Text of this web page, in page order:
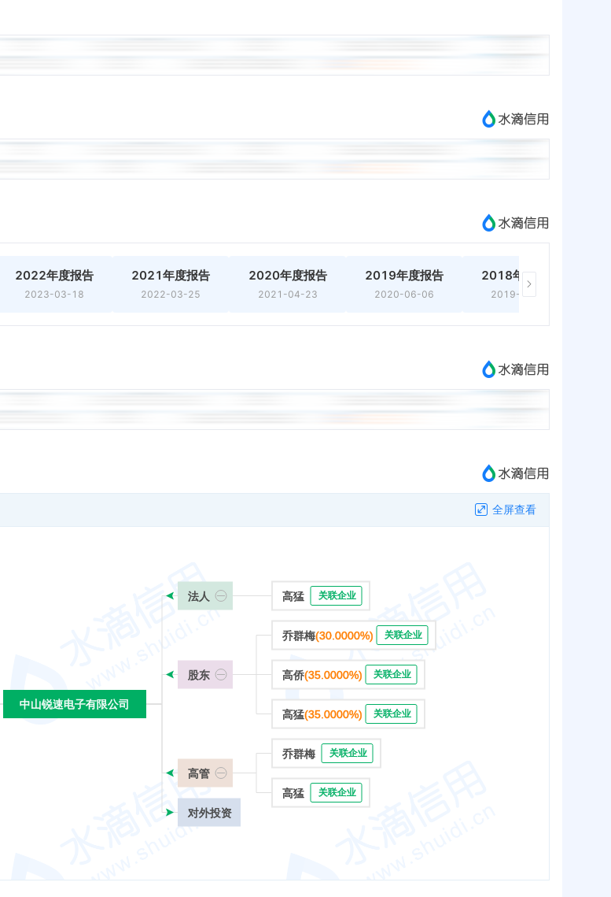
2022年度报告
2023-03-18
2021年度报告
2022-03-25
2020年度报告
2021-04-23
2019年度报告
2020-06-06
2018年度报告
2019-05-10
全屏查看
中山锐速电子有限公司
中山锐速电子有限公司
法人
股东
高管
对外投资
高猛 关联企业
乔群梅(30.0000%) 关联企业
高侨(35.0000%) 关联企业
高猛(35.0000%) 关联企业
乔群梅 关联企业
高猛 关联企业